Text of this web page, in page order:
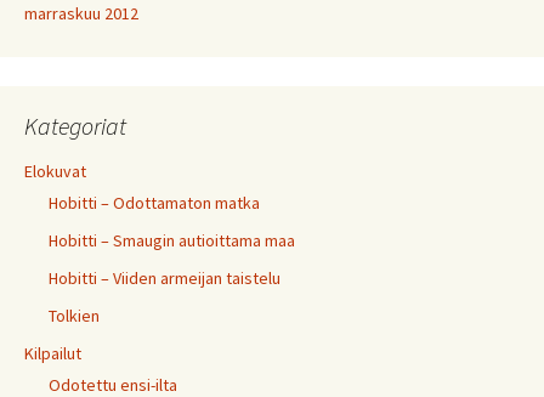
marraskuu 2012
Kategoriat
Elokuvat
Hobitti – Odottamaton matka
Hobitti – Smaugin autioittama maa
Hobitti – Viiden armeijan taistelu
Tolkien
Kilpailut
Odotettu ensi-ilta